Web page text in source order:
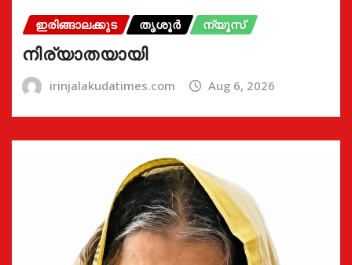
ഇരിങ്ങാലക്കുട തൃശൂർ ന്യൂസ്
നിര്യാതയായി
irinjalakudatimes.com Aug 6, 2026